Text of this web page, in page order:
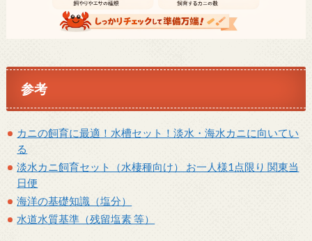
参考
カニの飼育に最適！水槽セット！淡水・海水カニに向いてい
る
淡水カニ飼育セット（水棲種向け） お一人様1点限り 関東当
日便
海洋の基礎知識（塩分）
水道水質基準（残留塩素 等）